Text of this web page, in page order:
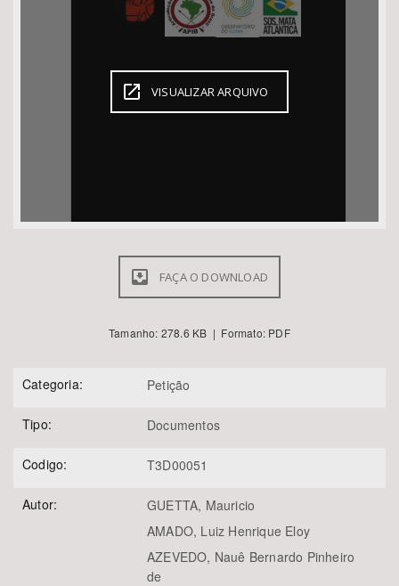
Área de Levantamento
VISUALIZAR ARQUIVO
FAÇA O DOWNLOAD
Tamanho: 278.6 KB | Formato: PDF
Categoria: Petição
Tipo: Documentos
Codigo: T3D00051
Autor:
GUETTA, Mauricio
AMADO, Luiz Henrique Eloy
AZEVEDO, Nauê Bernardo Pinheiro
de